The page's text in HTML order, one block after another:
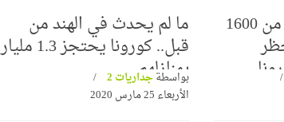
الأردن: اعتقال أكثر من 1600 ما لم يحدث في الهند من
قبل.. كورونا يحتجز 1.3 مليار
بمنازلهم
بواسطةجداريات 2
الأربعاء 25 مارس 2020
حسام عقل ينتصر للشيخ الشعراوي
وتراثه العلمي في برنامج "البرواز"